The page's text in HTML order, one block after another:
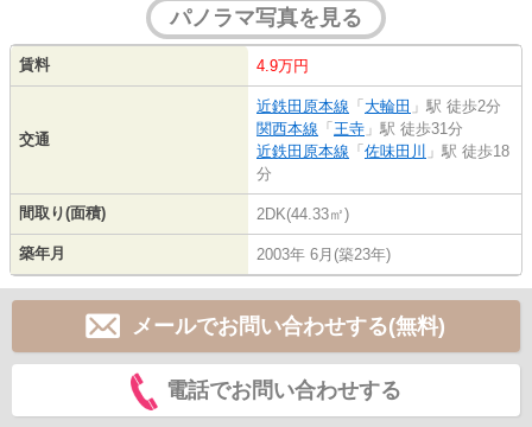
パノラマ写真を見る
賃料 4.9万円
交通
近鉄田原本線 「 大輪田 」駅 徒歩2分
関西本線 「 王寺 」駅 徒歩31分
近鉄田原本線 「 佐味田川 」駅 徒歩18
分
間取り(面積) 2DK(44.33㎡)
築年月 2003年 6月(築23年)
メールでお問い合わせする(無料)
電話でお問い合わせする